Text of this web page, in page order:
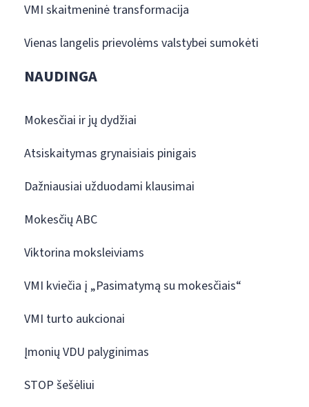
VMI skaitmeninė transformacija
Vienas langelis prievolėms valstybei sumokėti
NAUDINGA
Mokesčiai ir jų dydžiai
Atsiskaitymas grynaisiais pinigais
Dažniausiai užduodami klausimai
Mokesčių ABC
Viktorina moksleiviams
VMI kviečia į „Pasimatymą su mokesčiais“
VMI turto aukcionai
Įmonių VDU palyginimas
STOP šešėliui